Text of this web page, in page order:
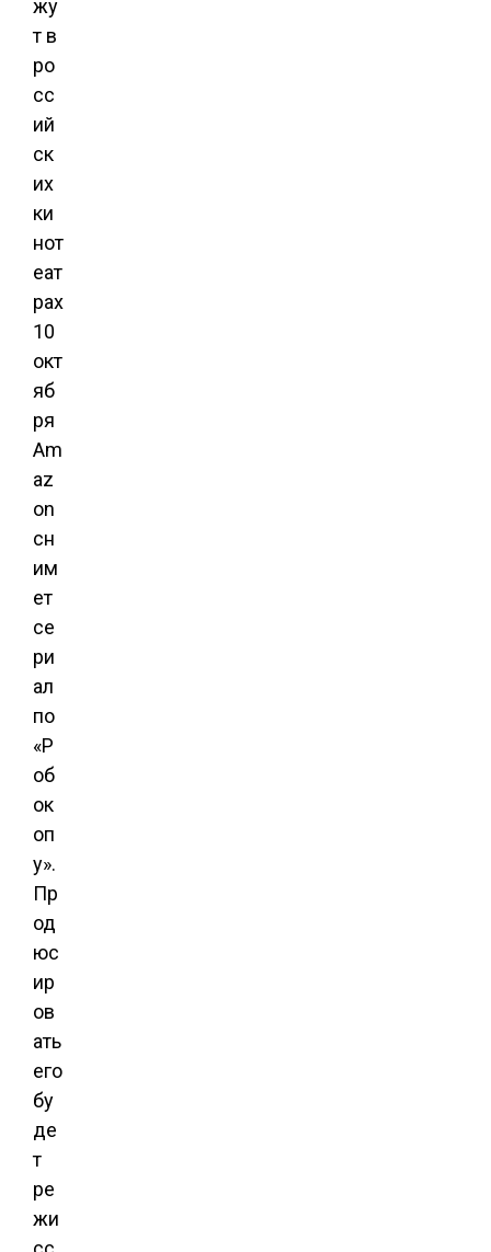
жу
т в
ро
сс
ий
ск
их
ки
нот
еат
рах
10
окт
яб
ря
Am
az
on
сн
им
ет
се
ри
ал
по
«Р
об
ок
оп
у».
Пр
од
юс
ир
ов
ать
его
бу
де
т
ре
жи